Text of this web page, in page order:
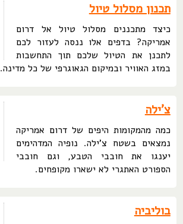
תכנון מסלול טיול
כיצד מתכננים מסלול טיול אל דרום
אמריקה? בדפים אלו ננסה לעזור לכם
לתכנן את הטיול שלכם תוך התחשבות
במזג האוויר ובמיקום הגאוגרפי של כל מדינה.
צ'ילה
כמה מהמקומות היפים של דרום אמריקה
נמצאים בשטח צ'ילה. נופיה המדהימים
יענגו את חובבי הטבע, וגם חובבי
הספורט האתגרי לא ישארו מקופחים.
בוליביה